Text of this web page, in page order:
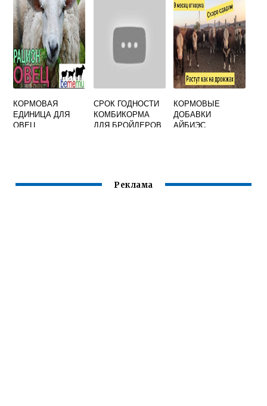
ПТИЦ
КОРМОВАЯ
ЕДИНИЦА ДЛЯ
ОВЕЦ
СРОК ГОДНОСТИ
КОМБИКОРМА
ДЛЯ БРОЙЛЕРОВ
КОРМОВЫЕ
ДОБАВКИ
АЙБИЭС
Реклама